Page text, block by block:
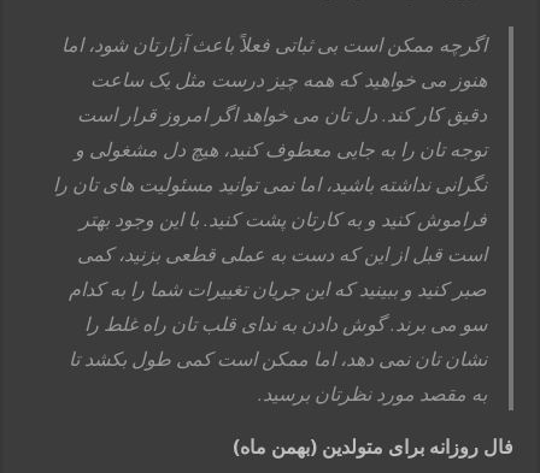
اگرچه ممکن است بی ثباتی فعلاً باعث آزارتان شود، اما
هنوز می خواهید که همه چیز درست مثل یک ساعت
دقیق کار کند. دل تان می خواهد اگر امروز قرار است
توجه تان را به جایی معطوف کنید، هیچ دل مشغولی و
نگرانی نداشته باشید، اما نمی توانید مسئولیت های تان را
فراموش کنید و به کارتان پشت کنید. با این وجود بهتر
است قبل از این که دست به عملی قطعی بزنید، کمی
صبر کنید و ببینید که این جریان تغییرات شما را به کدام
سو می برند. گوش دادن به ندای قلب تان راه غلط را
نشان تان نمی دهد، اما ممکن است کمی طول بکشد تا
به مقصد مورد نظرتان برسید.
فال روزانه برای متولدین (بهمن ماه)